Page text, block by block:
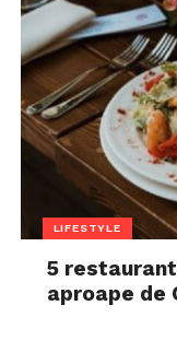
LIFESTYLE
5
aproape de